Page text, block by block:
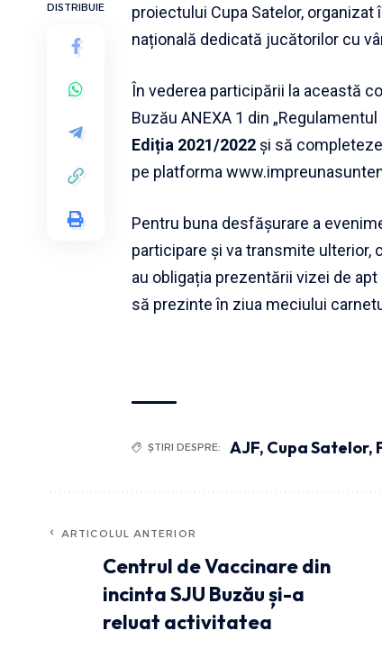
DISTRIBUIE
proiectului Cupa Satelor,
națională dedicată jucătorilor cu
În vederea participării la această
Buzău ANEXA 1 din
Ediția 2021/2022 și să
pe platforma
Pentru buna desfășurare a
participare și va transmite ulterior,
au obligația prezentării vizei de
să prezinte în ziua meciului
ȘTIRI DESPRE: AJF, Cupa Satelor,
ARTICOLUL ANTERIOR
Centrul de Vaccinare din
incinta SJU Buzău și-a
reluat activitatea